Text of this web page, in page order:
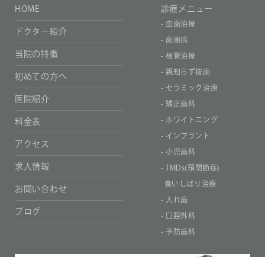
HOME
ドクター紹介
当院の特徴
初めての⽅へ
医院紹介
料金表
アクセス
求人情報
お問い合わせ
ブログ
診療メニュー
- 虫歯治療
- 歯周病
- 根管治療
- 親知らず抜歯
- セラミック治療
- 矯正歯科
- ホワイトニング
- インプラント
- 小児歯科
- TMDs(顎関節症)
食いしばり治療
- 入れ歯
- 口腔外科
- 予防歯科